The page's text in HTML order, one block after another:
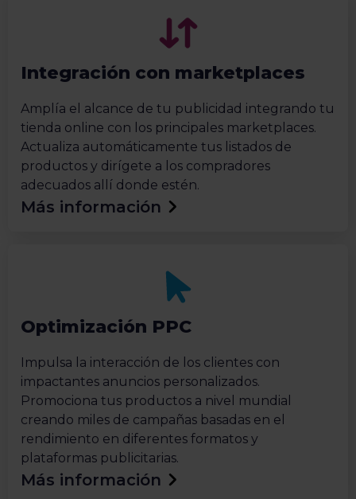
Integración con marketplaces
Amplía el alcance de tu publicidad integrando tu
tienda online con los principales marketplaces.
Actualiza automáticamente tus listados de
productos y dirígete a los compradores
adecuados allí donde estén.
Más información
Optimización PPC
Impulsa la interacción de los clientes con
impactantes anuncios personalizados.
Promociona tus productos a nivel mundial
creando miles de campañas basadas en el
rendimiento en diferentes formatos y
plataformas publicitarias.
Más información